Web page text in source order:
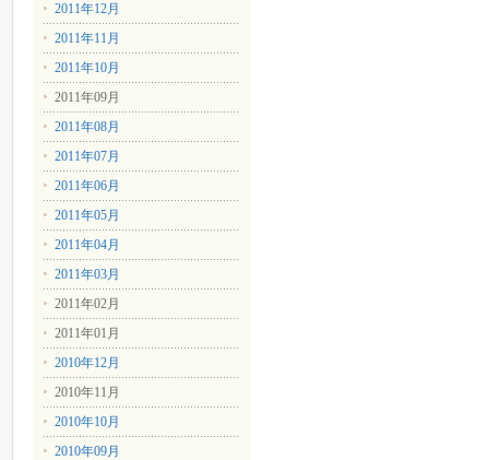
2011年12月
2011年11月
2011年10月
2011年09月
2011年08月
2011年07月
2011年06月
2011年05月
2011年04月
2011年03月
2011年02月
2011年01月
2010年12月
2010年11月
2010年10月
2010年09月